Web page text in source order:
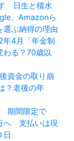
日生と積水
、Amazonら
選ぶ納得の理由
年4月「年金制
わる？70歳以
資金の取り崩
？老後の年
期間限定で
へ 支払いは現
日